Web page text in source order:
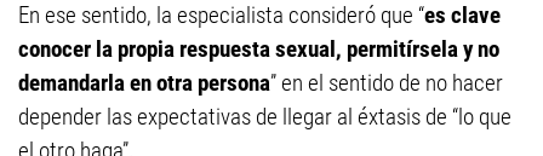
En ese sentido, la especialista consideró que “es clave
conocer la propia respuesta sexual, permitírsela y no
demandarla en otra persona” en el sentido de no hacer
depender las expectativas de llegar al éxtasis de “lo que